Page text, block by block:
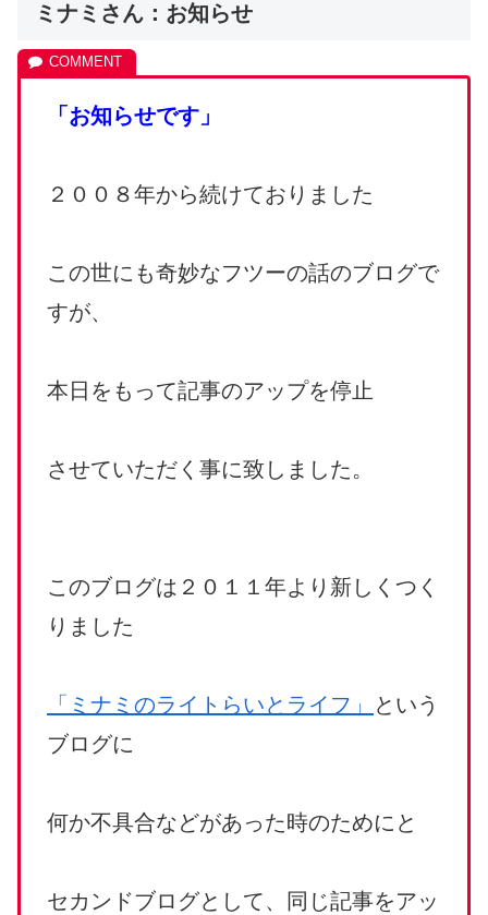
ミナミさん：お知らせ
「お知らせです」
２００８年から続けておりました
この世にも奇妙なフツーの話のブログで
すが、
本日をもって記事のアップを停止
させていただく事に致しました。
このブログは２０１１年より新しくつく
りました
「ミナミのライトらいとライフ」
という
ブログに
何か不具合などがあった時のためにと
セカンドブログとして、同じ記事をアッ